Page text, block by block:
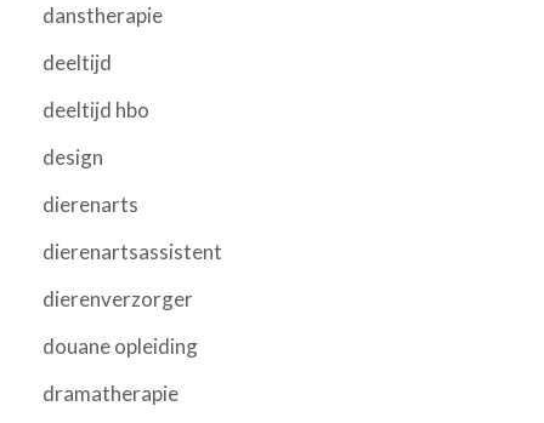
danstherapie
deeltijd
deeltijd hbo
design
dierenarts
dierenartsassistent
dierenverzorger
douane opleiding
dramatherapie